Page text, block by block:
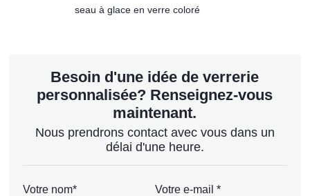
seau à glace en verre coloré
Besoin d'une idée de verrerie
personnalisée? Renseignez-vous
maintenant.
Nous prendrons contact avec vous dans un
délai d'une heure.
Votre nom* Votre e-mail *